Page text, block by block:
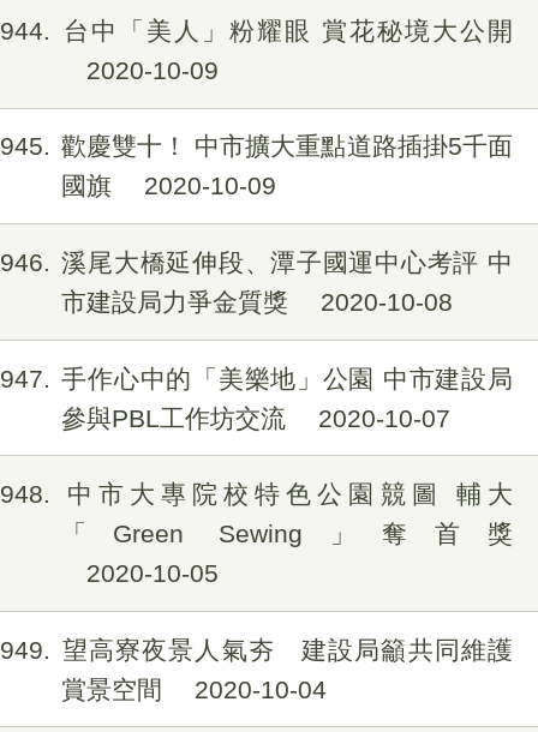
台中「美人」粉耀眼 賞花秘境大公開
2020-10-09
歡慶雙十！ 中市擴大重點道路插掛5千面
國旗
2020-10-09
溪尾大橋延伸段、潭子國運中心考評 中
市建設局力爭金質獎
2020-10-08
手作心中的「美樂地」公園 中市建設局
參與PBL工作坊交流
2020-10-07
中市大專院校特色公園競圖 輔大
「Green Sewing」奪首獎
2020-10-05
望高寮夜景人氣夯 建設局籲共同維護
賞景空間
2020-10-04